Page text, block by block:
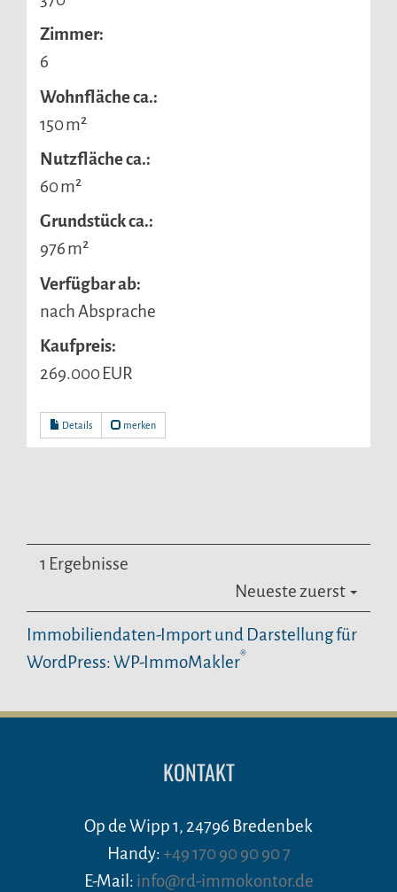
Zimmer:
6
Wohnfläche ca.:
150 m²
Nutzfläche ca.:
60 m²
Grund­stück ca.:
976 m²
Verfügbar ab:
nach Absprache
Kaufpreis:
269.000 EUR
Details merken
1 Ergebnisse
Neueste zuerst
Immobiliendaten-Import und Darstellung für
WordPress: WP-ImmoMakler®
KONTAKT
Op de Wipp 1, 24796 Bredenbek
Handy:+49 170 90 90 90 7
E-Mail: info@rd-immokontor.de